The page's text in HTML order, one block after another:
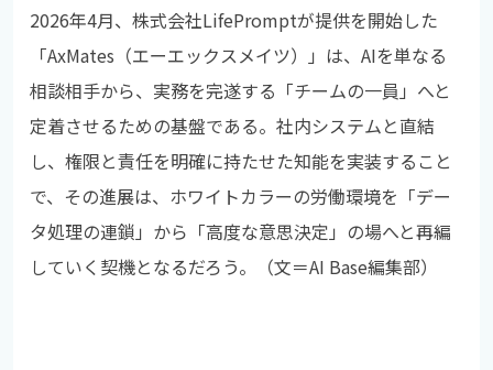
2026年4月、株式会社LifePromptが提供を開始した
「AxMates（エーエックスメイツ）」は、AIを単なる
相談相手から、実務を完遂する「チームの一員」へと
定着させるための基盤である。社内システムと直結
し、権限と責任を明確に持たせた知能を実装すること
で、その進展は、ホワイトカラーの労働環境を「デー
タ処理の連鎖」から「高度な意思決定」の場へと再編
していく契機となるだろう。（文＝AI Base編集部）